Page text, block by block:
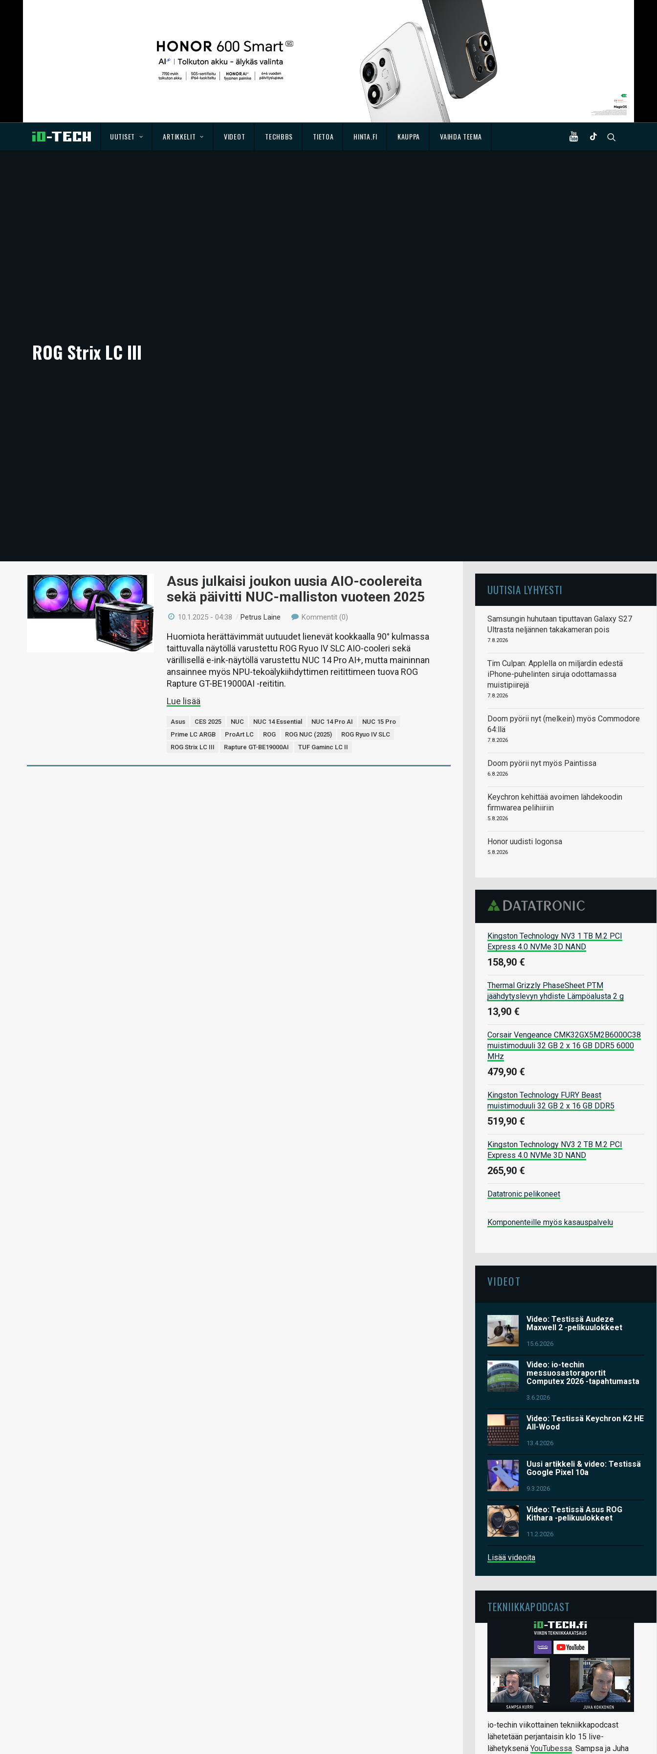
UUTISET ARTIKKELIT VIDEOT TECHBBS TIETOA HINTA.FI KAUPPA VAIHDA TEEMA
ROG Strix LC III
Asus julkaisi joukon uusia AIO-coolereita
sekä päivitti NUC-malliston vuoteen 2025
10.1.2025 - 04:38 /Petrus Laine Kommentit (0)
Huomiota herättävimmät uutuudet lienevät kookkaalla 90° kulmassa
taittuvalla näytöllä varustettu ROG Ryuo IV SLC AIO-cooleri sekä
värillisellä e-ink-näytöllä varustettu NUC 14 Pro AI+, mutta maininnan
ansainnee myös NPU-tekoälykiihdyttimen reitittimeen tuova ROG
Rapture GT-BE19000AI -reititin.
Lue lisää
Asus CES 2025 NUC NUC 14 Essential NUC 14 Pro AI
NUC 15 Pro
Prime LC ARGB
ProArt LC ROG ROG NUC (2025)
ROG Ryuo IV SLC
ROG Strix LC III
Rapture GT-BE19000AI TUF Gaminc LC II
UUTISIA LYHYESTI
Samsungin huhutaan tiputtavan Galaxy S27
Ultrasta neljännen takakameran pois
7.8.2026
Tim Culpan: Applella on miljardin edestä
iPhone-puhelinten siruja odottamassa
muistipiirejä
7.8.2026
Doom pyörii nyt (melkein) myös Commodore
64:llä
7.8.2026
Doom pyörii nyt myös Paintissa
6.8.2026
Keychron kehittää avoimen lähdekoodin
firmwarea pelihiiriin
5.8.2026
Honor uudisti logonsa
5.8.2026
Kingston Technology NV3 1 TB M.2 PCI
Express 4.0 NVMe 3D NAND
158,90 €
Thermal Grizzly PhaseSheet PTM
jäähdytyslevyn yhdiste Lämpöalusta 2 g
13,90 €
Corsair Vengeance CMK32GX5M2B6000C38
muistimoduuli 32 GB 2 x 16 GB DDR5 6000
MHz
479,90 €
Kingston Technology FURY Beast
muistimoduuli 32 GB 2 x 16 GB DDR5
519,90 €
Kingston Technology NV3 2 TB M.2 PCI
Express 4.0 NVMe 3D NAND
265,90 €
Datatronic pelikoneet
Komponenteille myös kasauspalvelu
VIDEOT
Video: Testissä Audeze
Maxwell 2 -pelikuulokkeet
15.6.2026
Video: io-techin
messuosastoraportit
Computex 2026 -tapahtumasta
3.6.2026
Video: Testissä Keychron K2 HE
All-Wood
13.4.2026
Uusi artikkeli & video: Testissä
Google Pixel 10a
9.3.2026
Video: Testissä Asus ROG
Kithara -pelikuulokkeet
11.2.2026
Lisää videoita
TEKNIIKKAPODCAST
io-techin viikottainen tekniikkapodcast
lähetetään perjantaisin klo 15 live-
lähetyksenä YouTubessa. Sampsa ja Juha